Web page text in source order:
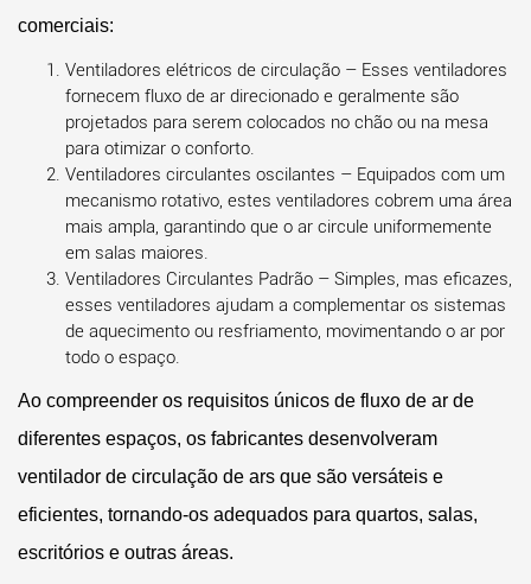
comerciais:
Ventiladores elétricos de circulação – Esses ventiladores
fornecem fluxo de ar direcionado e geralmente são
projetados para serem colocados no chão ou na mesa
para otimizar o conforto.
Ventiladores circulantes oscilantes – Equipados com um
mecanismo rotativo, estes ventiladores cobrem uma área
mais ampla, garantindo que o ar circule uniformemente
em salas maiores.
Ventiladores Circulantes Padrão – Simples, mas eficazes,
esses ventiladores ajudam a complementar os sistemas
de aquecimento ou resfriamento, movimentando o ar por
todo o espaço.
Ao compreender os requisitos únicos de fluxo de ar de
diferentes espaços, os fabricantes desenvolveram
ventilador de circulação de ars que são versáteis e
eficientes, tornando-os adequados para quartos, salas,
escritórios e outras áreas.